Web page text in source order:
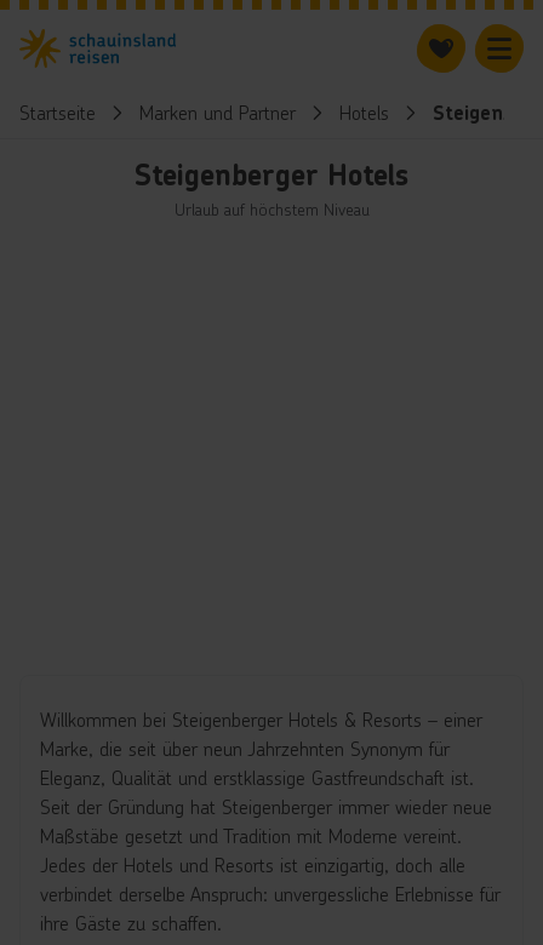
Startseite Marken und Partner Hotels
Steigenberger Hotels
Urlaub auf höchstem Niveau
Willkommen bei Steigenberger Hotels & Resorts – einer
Marke, die seit über neun Jahrzehnten Synonym für
Eleganz, Qualität und erstklassige Gastfreundschaft ist.
Seit der Gründung hat Steigenberger immer wieder neue
Maßstäbe gesetzt und Tradition mit Moderne vereint.
Jedes der Hotels und Resorts ist einzigartig, doch alle
verbindet derselbe Anspruch: unvergessliche Erlebnisse für
ihre Gäste zu schaffen.